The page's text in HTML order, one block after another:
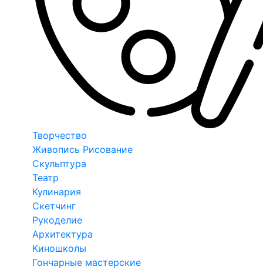
Творчество
Живопись Рисование
Скульптура
Театр
Кулинария
Скетчинг
Рукоделие
Архитектура
Киношколы
Гончарные мастерские